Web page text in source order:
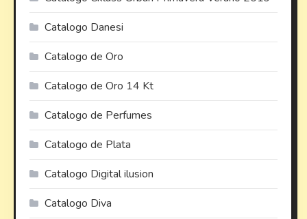
Catalogo Danesi
Catalogo de Oro
Catalogo de Oro 14 Kt
Catalogo de Perfumes
Catalogo de Plata
Catalogo Digital ilusion
Catalogo Diva